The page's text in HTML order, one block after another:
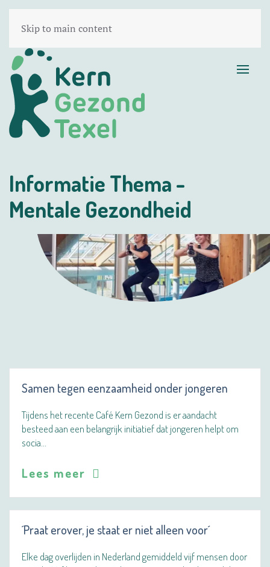
Skip to main content
Informatie Thema -
Mentale Gezondheid
Samen tegen eenzaamheid onder jongeren
Tijdens het recente Café Kern Gezond is er aandacht
besteed aan een belangrijk initiatief dat jongeren helpt om
socia…
Lees meer
´Praat erover, je staat er niet alleen voor´
Elke dag overlijden in Nederland gemiddeld vijf mensen door